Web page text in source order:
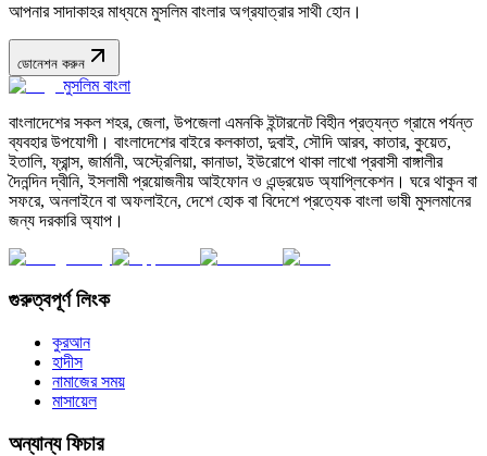
আপনার সাদাকাহর মাধ্যমে মুসলিম বাংলার অগ্রযাত্রার সাথী হোন।
ডোনেশন করুন
মুসলিম বাংলা
বাংলাদেশের সকল শহর, জেলা, উপজেলা এমনকি ইন্টারনেট বিহীন প্রত্যন্ত গ্রামে পর্যন্ত
ব্যবহার উপযোগী। বাংলাদেশের বাইরে কলকাতা, দুবাই, সৌদি আরব, কাতার, কুয়েত,
ইতালি, ফ্রান্স, জার্মানী, অস্ট্রেলিয়া, কানাডা, ইউরোপে থাকা লাখো প্রবাসী বাঙ্গালীর
দৈনন্দিন দ্বীনি, ইসলামী প্রয়োজনীয় আইফোন ও এন্ড্রয়েড অ্যাপ্লিকেশন। ঘরে থাকুন বা
সফরে, অনলাইনে বা অফলাইনে, দেশে হোক বা বিদেশে প্রত্যেক বাংলা ভাষী মুসলমানের
জন্য দরকারি অ্যাপ।
গুরুত্বপূর্ণ লিংক
কুরআন
হাদীস
নামাজের সময়
মাসায়েল
অন্যান্য ফিচার